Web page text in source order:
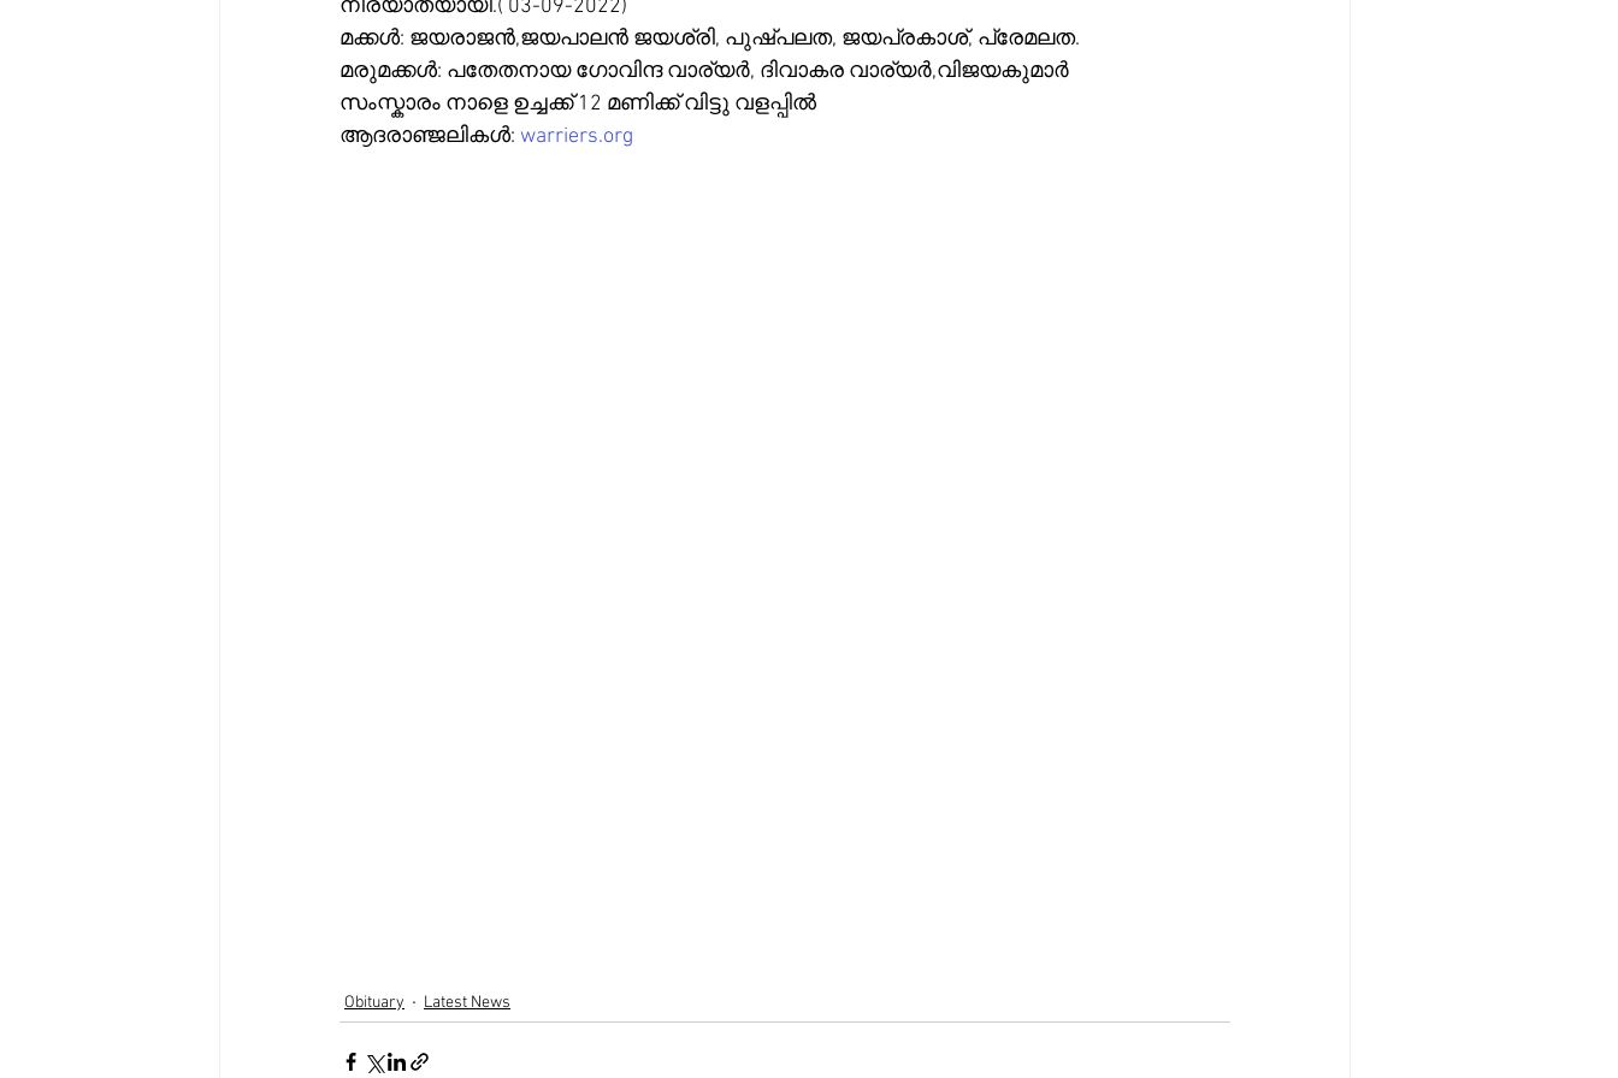
നിര്യാതയായി.( 03-09-2022)
മക്കൾ: ജയരാജൻ,ജയപാലൻ ജയശ്രി, പുഷ്പലത, ജയപ്രകാശ്, പ്രേമലത.
മരുമക്കൾ: പതേതനായ ഗോവിന്ദ വാര്യർ, ദിവാകര വാര്യർ,വിജയകുമാർ
സംസ്കാരം നാളെ ഉച്ചക്ക് 12 മണിക്ക് വിട്ടു വളപ്പിൽ
ആദരാഞ്ജലികൾ: warriers.org
Obituary Latest News